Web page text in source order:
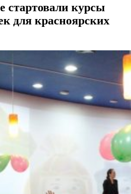
стартовали курсы
для красноярских